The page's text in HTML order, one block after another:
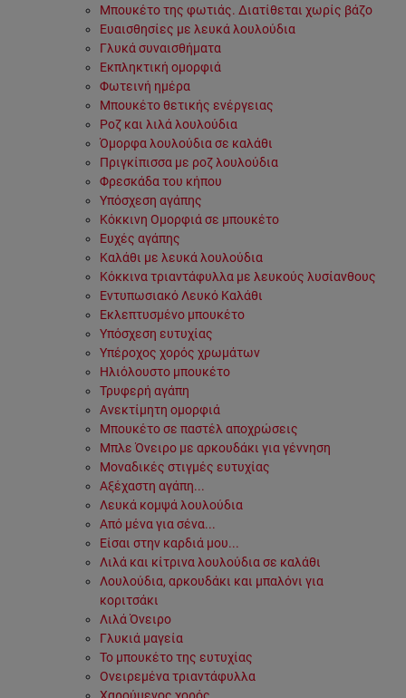
Μπουκέτο της φωτιάς. Διατίθεται χωρίς βάζο
Ευαισθησίες με λευκά λουλούδια
Γλυκά συναισθήματα
Εκπληκτική ομορφιά
Φωτεινή ημέρα
Μπουκέτο θετικής ενέργειας
Ροζ και λιλά λουλούδια
Όμορφα λουλούδια σε καλάθι
Πριγκίπισσα με ροζ λουλούδια
Φρεσκάδα του κήπου
Υπόσχεση αγάπης
Κόκκινη Ομορφιά σε μπουκέτο
Ευχές αγάπης
Καλάθι με λευκά λουλούδια
Κόκκινα τριαντάφυλλα με λευκούς λυσίανθους
Εντυπωσιακό Λευκό Καλάθι
Εκλεπτυσμένο μπουκέτο
Υπόσχεση ευτυχίας
Υπέροχος χορός χρωμάτων
Ηλιόλουστο μπουκέτο
Τρυφερή αγάπη
Ανεκτίμητη ομορφιά
Μπουκέτο σε παστέλ αποχρώσεις
Μπλε Όνειρο με αρκουδάκι για γέννηση
Μοναδικές στιγμές ευτυχίας
Αξέχαστη αγάπη...
Λευκά κομψά λουλούδια
Από μένα για σένα...
Είσαι στην καρδιά μου...
Λιλά και κίτρινα λουλούδια σε καλάθι
Λουλούδια, αρκουδάκι και μπαλόνι για
κοριτσάκι
Λιλά Όνειρο
Γλυκιά μαγεία
Το μπουκέτο της ευτυχίας
Ονειρεμένα τριαντάφυλλα